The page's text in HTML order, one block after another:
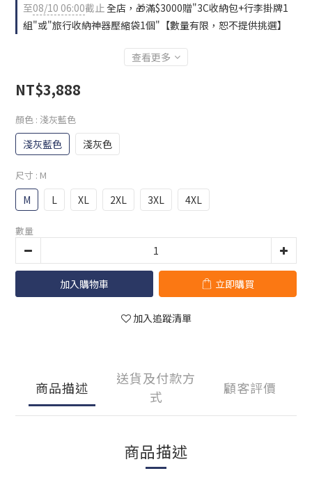
至08/10 06:00截止全店，🎁滿$3000贈"3C收納包+行李掛牌1
組"或"旅行收納神器壓縮袋1個"【數量有限，恕不提供挑選】
查看更多
NT$3,888
顏色 : 淺灰藍色
淺灰藍色 淺灰色
尺寸 : M
M L XL 2XL 3XL 4XL
數量
加入購物車 立即購買
加入追蹤清單
商品描述
送貨及付款方
式
顧客評價
商品描述